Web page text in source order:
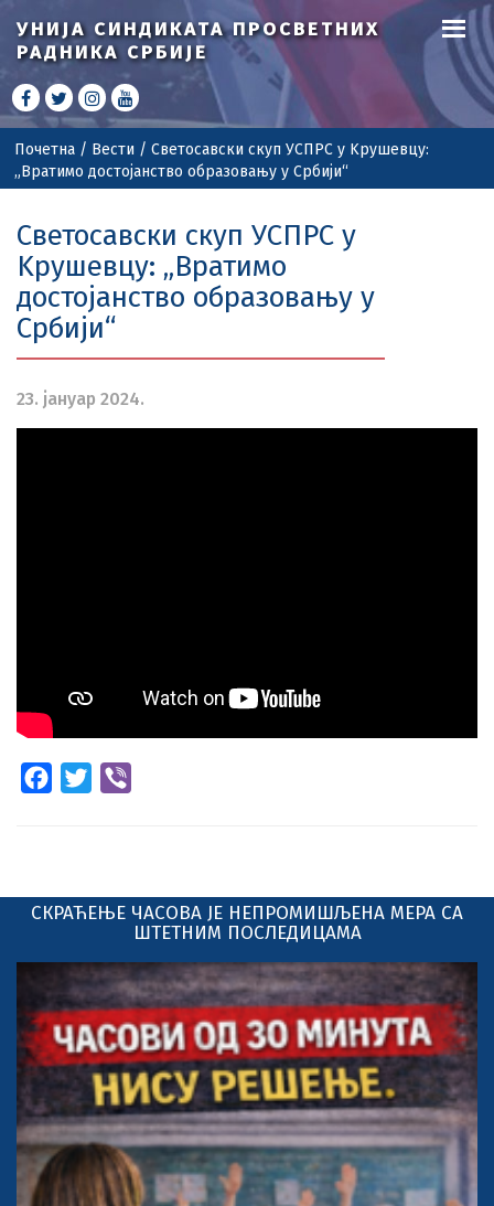
УНИЈА СИНДИКАТАПРОСВЕТНИХ
РАДНИКА СРБИЈЕ
Почетна / Вести / Светосавски скуп УСПРС у Kрушевцу:
„Вратимо достојанство образовању у Србији“
Светосавски скуп УСПРС у
Kрушевцу: „Вратимо
достојанство образовању у
Србији“
23. јануар 2024.
Facebook
Twitter
СКРАЋЕЊЕ ЧАСОВА ЈЕ НЕПРОМИШЉЕНА МЕРА СА
ШТЕТНИМ ПОСЛЕДИЦАМА